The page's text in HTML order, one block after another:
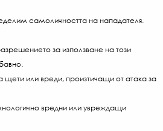
самоличността на нападателя.
за използване на този
щети или вреди, произтичащи от атака за
вредни или увреждащи